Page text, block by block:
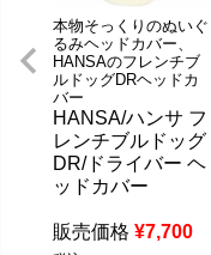
本物そっくりのぬいぐ
るみヘッドカバー、
HANSAのフレンチブ
ルドッグDRヘッドカ
バー
HANSA/ハンサ フ
レンチブルドッグ
DR/ドライバー ヘ
ッドカバー
販売価格 ¥7,700